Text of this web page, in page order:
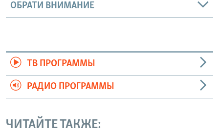
ОБРАТИ ВНИМАНИЕ
ТВ ПРОГРАММЫ
РАДИО ПРОГРАММЫ
ЧИТАЙТЕ ТАКЖЕ: